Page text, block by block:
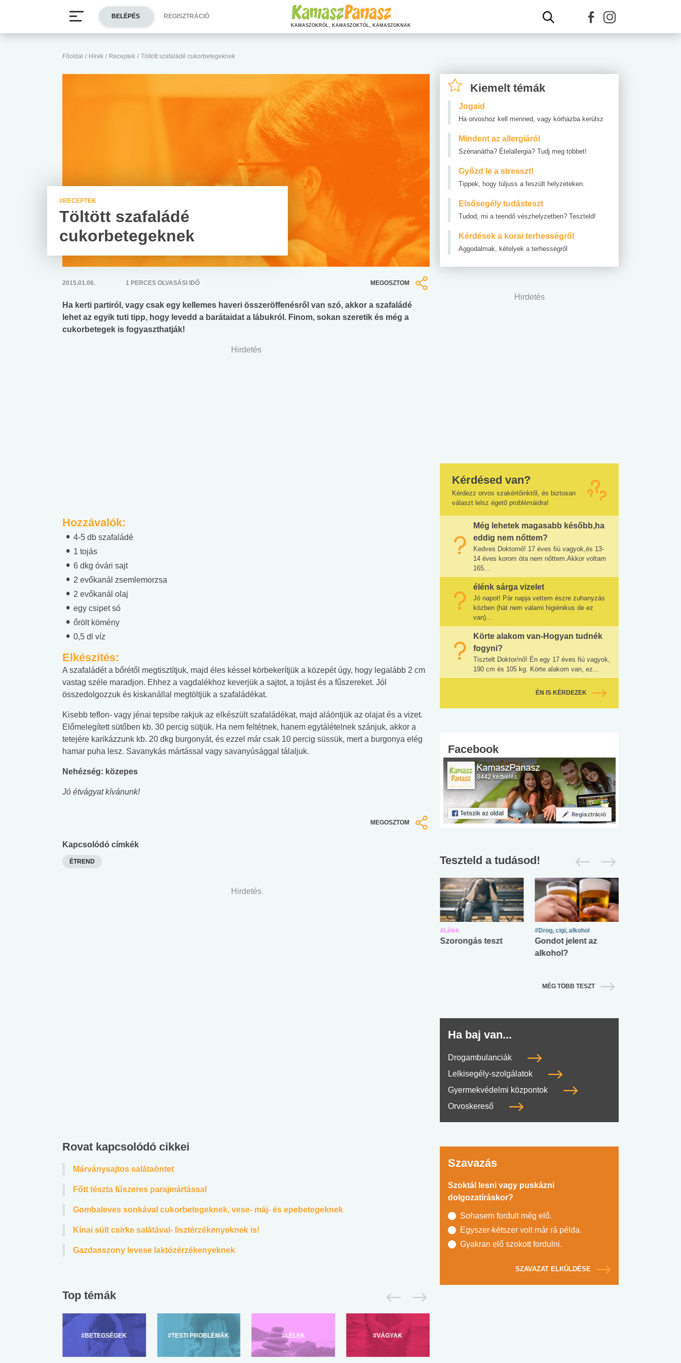
Főoldal / Hírek / Receptek / Töltött szafaládé cukorbetegeknek
#RECEPTEK
Töltött szafaládé
cukorbetegeknek
2015.01.06. 1 PERCES OLVASÁSI IDŐ MEGOSZTOM
Ha kerti partiról, vagy csak egy kellemes haveri összeröffenésről van szó, akkor a szafaládé
lehet az egyik tuti tipp, hogy levedd a barátaidat a lábukról. Finom, sokan szeretik és még a
cukorbetegek is fogyaszthatják!
Hirdetés
Hozzávalók:
4-5 db szafaládé
1 tojás
6 dkg óvári sajt
2 evőkanál zsemlemorzsa
2 evőkanál olaj
egy csipet só
őrölt kömény
0,5 dl víz
Elkészítés:
A szafaládét a bőrétől megtisztítjuk, majd éles késsel körbekerítjük a közepét úgy, hogy legalább 2 cm
vastag széle maradjon. Ehhez a vagdalékhoz keverjük a sajtot, a tojást és a fűszereket. Jól
összedolgozzuk és kiskanállal megtöltjük a szafaládékat.
Kisebb teflon- vagy jénai tepsibe rakjuk az elkészült szafaládékat, majd aláöntjük az olajat és a vizet.
Előmelegített sütőben kb. 30 percig sütjük. Ha nem feltétnek, hanem egytálételnek szánjuk, akkor a
tetejére karikázzunk kb. 20 dkg burgonyát, és ezzel már csak 10 percig süssük, mert a burgonya elég
hamar puha lesz. Savanykás mártással vagy savanyúsággal tálaljuk.
Nehézség: közepes
Jó étvágyat kívánunk!
MEGOSZTOM
Kapcsolódó címkék
ÉTREND
Hirdetés
Rovat kapcsolódó cikkei
Márványsajtos salátaöntet
Főtt tészta fűszeres parajmártással
Gombaleves sonkával cukorbetegeknek, vese- máj- és epebetegeknek
Kínai sült csirke salátával- lisztérzékenyeknek is!
Gazdasszony levese laktózérzékenyeknek
Top témák
#BETEGSÉGEK #TESTI PROBLÉMÁK #LÉLEK #VÁGYAK
Kiemelt témák
Jogaid
Ha orvoshoz kell menned, vagy kórházba kerülsz
Mindent az allergiáról
Szénanátha? Ételallergia? Tudj meg többet!
Győzd le a stresszt!
Tippek, hogy túljuss a feszült helyzeteken.
Elsősegély tudásteszt
Tudod, mi a teendő vészhelyzetben? Teszteld!
Kérdések a korai terhességről
Aggodalmak, kételyek a terhességről
Hirdetés
Kérdésed van?
Kérdezz orvos szakértőinktől, és biztosan
választ lelsz égető problémáidra!
Még lehetek magasabb később,ha
eddig nem nőttem?
Kedves Doktornő! 17 éves fiú vagyok,és 13-
14 éves korom óta nem nőttem.Akkor voltam
165...
élénk sárga vizelet
Jó napot! Pár napja vettem észre zuhanyzás
közben (hát nem valami higiénikus de ez
van)...
Körte alakom van-Hogyan tudnék
fogyni?
Tisztelt Doktor/nő! Én egy 17 éves fiú vagyok,
190 cm és 105 kg. Körte alakom van, ez...
ÉN IS KÉRDEZEK
Facebook
Teszteld a tudásod!
#Lélek
Szorongás teszt
#Drog, cigi, alkohol
Gondot jelent az
alkohol?
MÉG TÖBB TESZT
Ha baj van...
Drogambulanciák
Lelkisegély-szolgálatok
Gyermekvédelmi központok
Orvoskereső
Szavazás
Szoktál lesni vagy puskázni
dolgozatíráskor?
Sohasem fordult még elő.
Egyszer-kétszer volt már rá példa.
Gyakran elő szokott fordulni.
SZAVAZAT ELKÜLDÉSE
BELÉPÉS REGISZTRÁCIÓ
KAMASZOKRÓL, KAMASZOKTÓL, KAMASZOKNAK